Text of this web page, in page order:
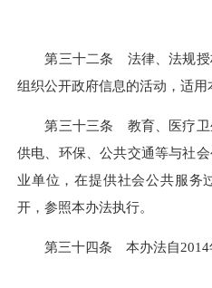
第三十二条 法律、法规授
组织公开政府信息的活动，适用
第三十三条 教育、医疗卫生
供电、环保、公共交通等与社
业单位，在提供社会公共服务
开，参照本办法执行。
第三十四条 本办法自2014